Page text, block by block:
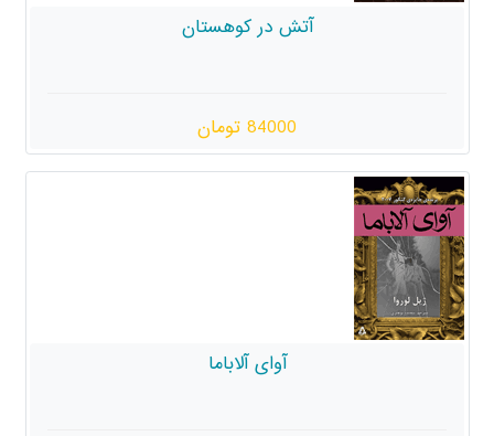
آتش در کوهستان
84000 تومان
آوای آلاباما